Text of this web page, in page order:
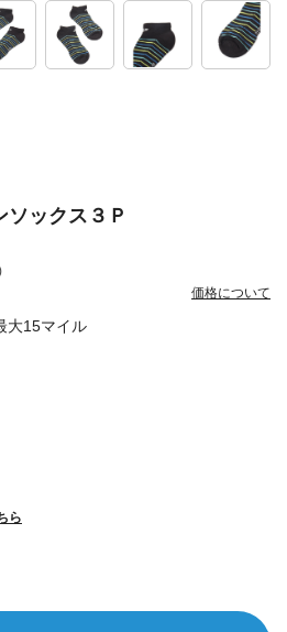
大15マイル
ソックス３Ｐ
価格について
ら